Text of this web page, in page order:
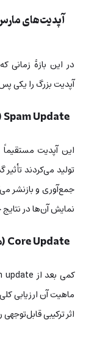
آپدیت‌های مارس
در این بازۀ
آپدیت بزرگ را یکی
Spam Update (مارس ۲۰۲۶)
این آپدیت
تولید می‌کردند
جمع‌آوری و بازنشر
نمایش آن‌ها در
Core Update (مارس ۲۰۲۶)
ماهیت آن ارزیابی
اثر ترکیبی